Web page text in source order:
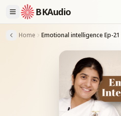
BKAudio
Home Emotional intelligence Ep-21